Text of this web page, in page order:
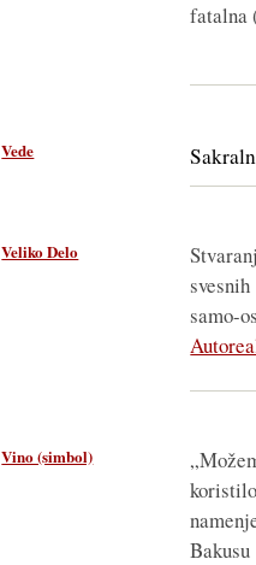
fatalna
Vede
Veliko Delo
Vino (simbol)